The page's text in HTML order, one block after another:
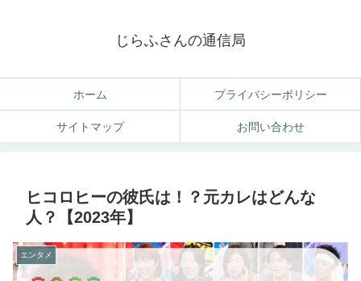
じらふさんの通信局
ホーム プライバシーポリシー
サイトマップ お問い合わせ
ヒコロヒーの彼氏は！？元カレはどんな
人？【2023年】
エンタメ